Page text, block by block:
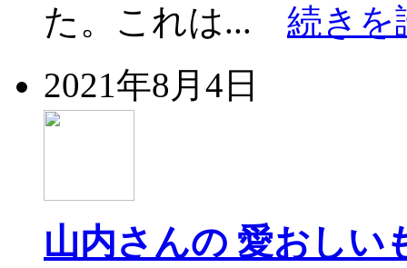
た。これは... 続きを
2021年8月4日
山内さんの 愛おしい